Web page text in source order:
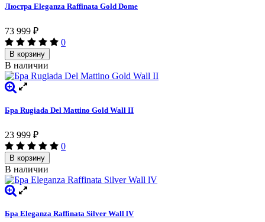
Люстра Eleganza Raffinata Gold Dome
73 999 ₽
0
В корзину
В наличии
Бра Rugiada Del Mattino Gold Wall II
23 999 ₽
0
В корзину
В наличии
Бра Eleganza Raffinata Silver Wall lV